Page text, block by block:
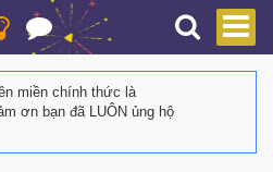
miền chính thức là
ơn bạn đã LUÔN ủng hộ